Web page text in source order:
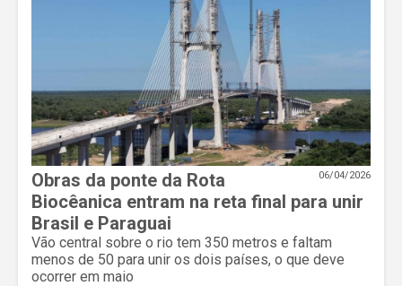
06/04/2026
Obras da ponte da Rota
Biocêanica entram na reta final para unir
Brasil e Paraguai
Vão central sobre o rio tem 350 metros e faltam
menos de 50 para unir os dois países, o que deve
ocorrer em maio